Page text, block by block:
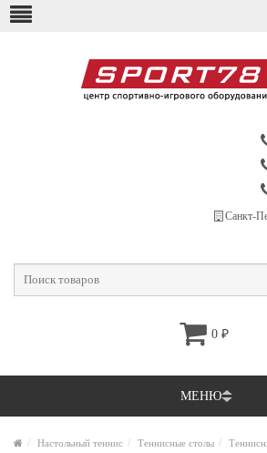
Санкт-
0 ₽
МЕНЮ
Настольный теннис Теннисные столы